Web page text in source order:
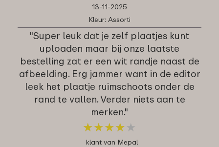
13-11-2025
Kleur: Assorti
"Super leuk dat je zelf plaatjes kunt
uploaden maar bij onze laatste
bestelling zat er een wit randje naast de
afbeelding. Erg jammer want in de editor
leek het plaatje ruimschoots onder de
rand te vallen. Verder niets aan te
merken."
★★★★ ★
★★★★ ★
klant van Mepal